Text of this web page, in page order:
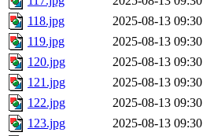
118.jpg
2025-08-13 09:30
119.jpg
2025-08-13 09:30
120.jpg
2025-08-13 09:30
121.jpg
2025-08-13 09:30
122.jpg
2025-08-13 09:30
123.jpg
2025-08-13 09:30